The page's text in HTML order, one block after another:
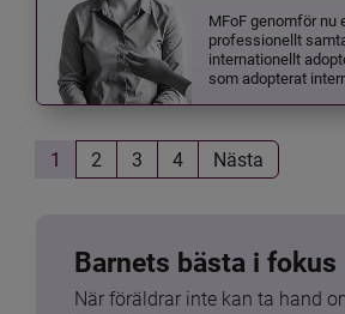
MFoF genomför nu
professionellt
internationellt
som adopterat
1 2 3 4 Nästa
Barnets bästa i fokus
När föräldrar inte kan ta hand